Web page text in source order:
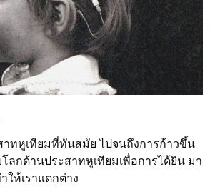
ทหูเทียมที่ทันสมัย ไปจนถึงการก้าวขึ้น
ลกด้านประสาทหูเทียมเพื่อการได้ยิน มา
ให้เราแตกต่าง